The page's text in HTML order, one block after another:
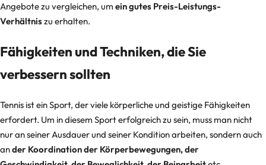
Angebote zu vergleichen, um ein gutes Preis-Leistungs-
Verhältniszu erhalten.
Fähigkeiten und Techniken, die Sie
verbessern sollten
Tennis ist ein Sport, der viele körperliche und geistige Fähigkeiten
erfordert. Um in diesem Sport erfolgreich zu sein, muss man nicht
nur an seiner Ausdauer und seiner Kondition arbeiten, sondern auch
ander Koordination der Körperbewegungen, der